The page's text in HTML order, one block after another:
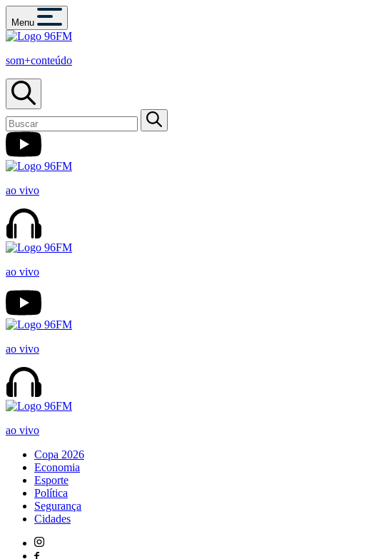
Menu
som+conteúdo
ao vivo
ao vivo
ao vivo
ao vivo
Copa 2026
Economia
Esporte
Política
Segurança
Cidades